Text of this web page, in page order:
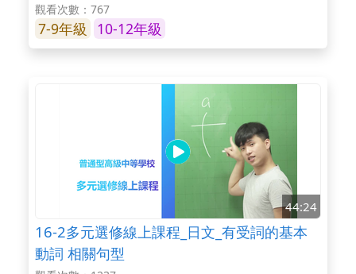
觀看次數：767
7-9年級 10-12年級
44:24
16-2多元選修線上課程_日文_有受詞的基本
動詞 相關句型